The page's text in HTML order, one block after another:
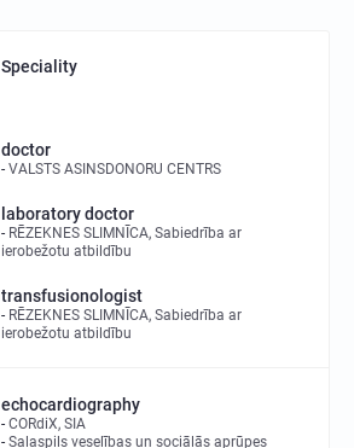
Speciality
doctor
VALSTS ASINSDONORU CENTRS
laboratory doctor
RĒZEKNES SLIMNĪCA, Sabiedrība ar
ierobežotu atbildību
transfusionologist
RĒZEKNES SLIMNĪCA, Sabiedrība ar
ierobežotu atbildību
echocardiography
CORdiX, SIA
Salaspils veselības un sociālās aprūpes